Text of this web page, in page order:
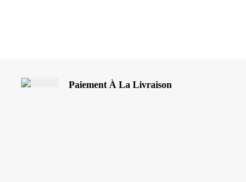
Paiement À La Livraison